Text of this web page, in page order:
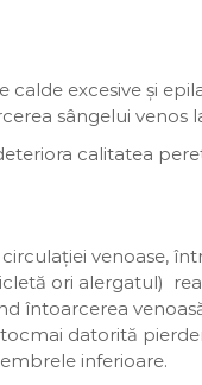
calde excesive și
sângelui venos
calitatea
venoase,
ori alergatul)
întoarcerea
datorită
inferioare.